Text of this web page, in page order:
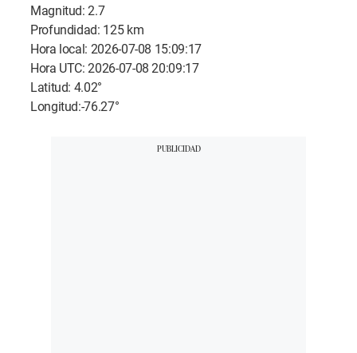
Magnitud: 2.7
Profundidad: 125 km
Hora local: 2026-07-08 15:09:17
Hora UTC: 2026-07-08 20:09:17
Latitud: 4.02°
Longitud:-76.27°